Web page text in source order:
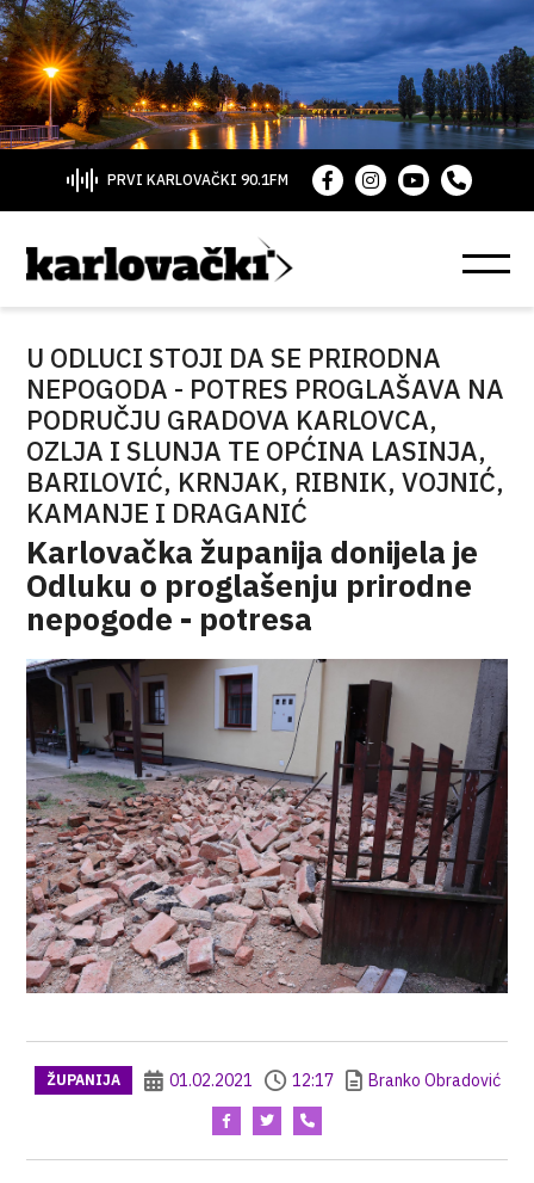
PRVI KARLOVAČKI 90.1FM
U ODLUCI STOJI DA SE PRIRODNA
NEPOGODA - POTRES PROGLAŠAVA NA
PODRUČJU GRADOVA KARLOVCA,
OZLJA I SLUNJA TE OPĆINA LASINJA,
BARILOVIĆ, KRNJAK, RIBNIK, VOJNIĆ,
KAMANJE I DRAGANIĆ
Karlovačka županija donijela je
Odluku o proglašenju prirodne
nepogode - potresa
ŽUPANIJA 01.02.2021 12:17 Branko Obradović